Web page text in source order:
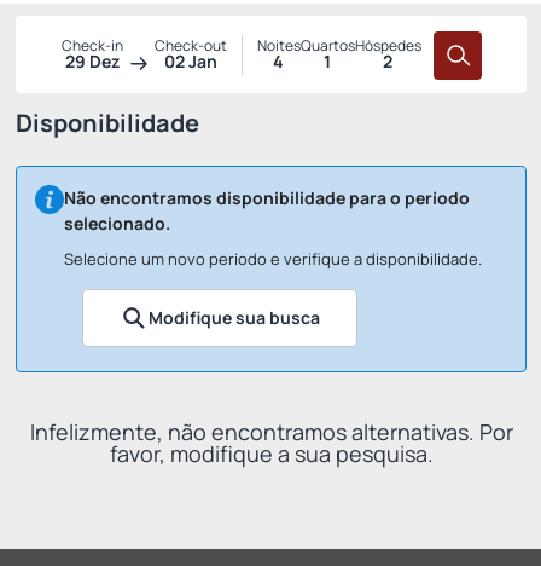
Check-in
29 Dez
Check-out
02 Jan
Noites
4
Quartos
1
Hóspedes
2
Disponibilidade
Não encontramos disponibilidade para o período
selecionado.
Selecione um novo período e verifique a disponibilidade.
Modifique sua busca
Infelizmente, não encontramos alternativas. Por
favor, modifique a sua pesquisa.